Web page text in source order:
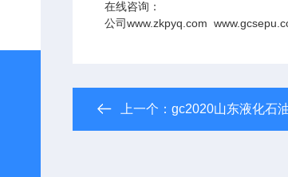
在线咨询 ：
公司 www.zkpyq.com
上一个： gc2020山东液化石